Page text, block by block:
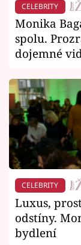
CELEBRITY
Monika
spolu.
dojemné
CELEBRITY
Luxus,
odstíny.
bydlení